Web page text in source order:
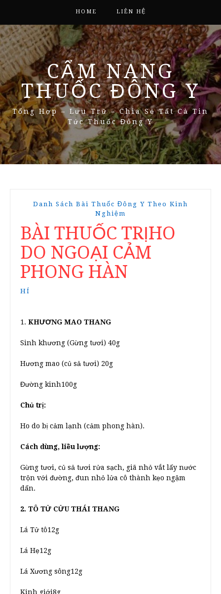
HOME LIÊN HỆ
CẨM NANG
THUỐC ĐÔNG Y
Tổng Hợp – Lưu Trữ – Chia Sẻ Tất Cả Tin
Tức Thuốc Đông Y
Danh Sách Bài Thuốc Đông Y Theo Kinh
Nghiệm
BÀI THUỐC TRỊHO
DO NGOẠI CẢM
PHONG HÀN
HÍ
1. KHƯƠNG MAO THANG
Sinh khương (Gừng tươi) 40g
Hương mao (củ sả tươi) 20g
Đường kinh100g
Chủ trị:
Ho do bị cảm lạnh (cảm phong hàn).
Cách dùng, liều lượng:
Gừng tươi, củ sả tươi rửa sạch, giã nhỏ vắt lấy nước
trộn với đường, đun nhỏ lửa cô thành kẹo ngậm
dấn.
2. TÔ TỬ CỬU THÁI THANG
Lá Tử tô12g
Lá Hẹ12g
Lá Xương sông12g
Kinh giới8g